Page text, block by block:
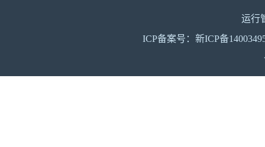
运行
ICP备案号：新ICP备